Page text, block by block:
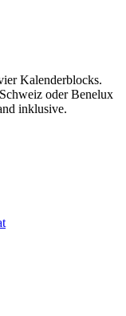
Kalenderblocks.
oder Benelux
inklusive.